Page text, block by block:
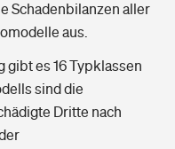
Schadenbilanzen aller
aus.
es 16 Typklassen
sind die
Dritte nach